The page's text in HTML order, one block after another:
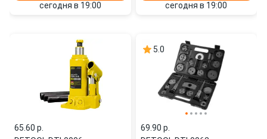
сегодня в 19:00 сегодня в 19:00
65.60 p.
5.0
69.90 p.